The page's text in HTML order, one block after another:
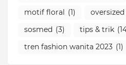
motif floral
(1)
sosmed (3) tips & trik
tren fashion wanita 2023 (1)